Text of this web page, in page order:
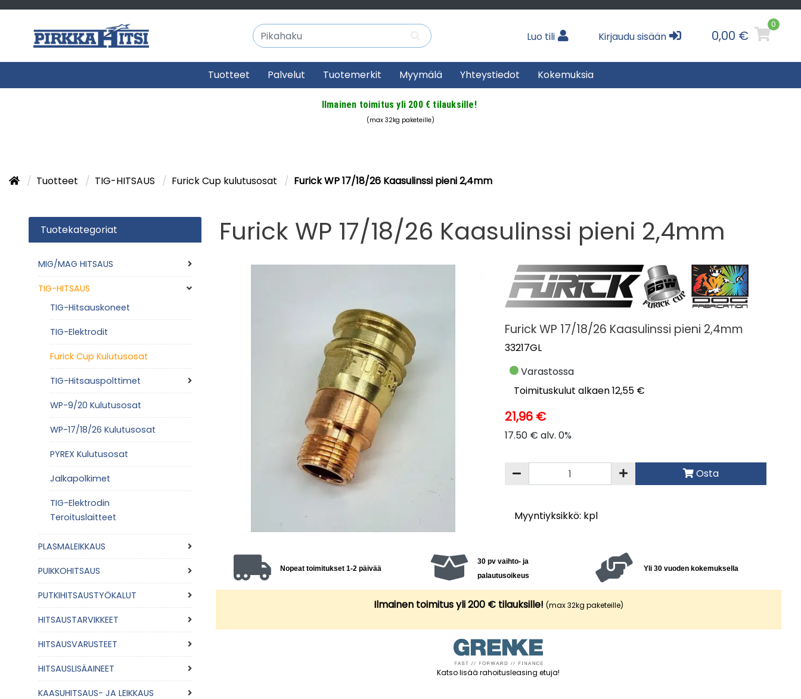
Luo tili Kirjaudu sisään 0,00 €
0
Tuotteet Palvelut Tuotemerkit Myymälä Yhteystiedot Kokemuksia
Ilmainen toimitus yli 200 € tilauksille!
(max 32kg paketeille)
Tuotteet TIG-HITSAUS Furick Cup kulutusosat Furick WP 17/18/26 Kaasulinssi pieni 2,4mm
Tuotekategoriat
MIG/MAG HITSAUS
TIG-HITSAUS
TIG-Hitsauskoneet
TIG-Elektrodit
Furick Cup Kulutusosat
TIG-Hitsauspolttimet
WP-9/20 Kulutusosat
WP-17/18/26 Kulutusosat
PYREX Kulutusosat
Jalkapolkimet
TIG-Elektrodin
Teroituslaitteet
PLASMALEIKKAUS
PUIKKOHITSAUS
PUTKIHITSAUSTYÖKALUT
HITSAUSTARVIKKEET
HITSAUSVARUSTEET
HITSAUSLISÄAINEET
KAASUHITSAUS- JA LEIKKAUS
Furick WP 17/18/26 Kaasulinssi pieni 2,4mm
Furick WP 17/18/26 Kaasulinssi pieni 2,4mm
33217GL
Varastossa
Toimituskulut alkaen 12,55 €
21,96 €
17.50 € alv. 0%
Osta
Myyntiyksikkö: kpl
Nopeat toimitukset 1-2 päivää
30 pv vaihto- ja
palautusoikeus
Yli 30 vuoden kokemuksella
Ilmainen toimitus yli 200 € tilauksille! (max 32kg paketeille)
Katso lisää rahoitusleasing etuja!